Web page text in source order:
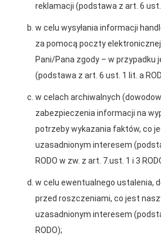
2025-12-31
Otwarcie sklepu PSB
Mrówka w Wyrzysku
naszych produktów
reklamacji (podstawa z art. 6 ust.
w celu wysyłania informacji
za pomocą poczty
Pani/Pana zgody – w przypadku
(podstawa z art. 6 ust. 1 lit. a
w celach archiwalnych
zabezpieczenia informacji na
potrzeby wykazania faktów, co
uzasadnionym interesem
RODO w zw. z art. 7.ust. 1 i 3
w celu ewentualnego ustalenia,
przed roszczeniami, co jest
uzasadnionym interesem
RODO);
Polityka plików cookies
Nasz serwis internetowy wykorzystuje
użytkowania oraz analizy ruchu na